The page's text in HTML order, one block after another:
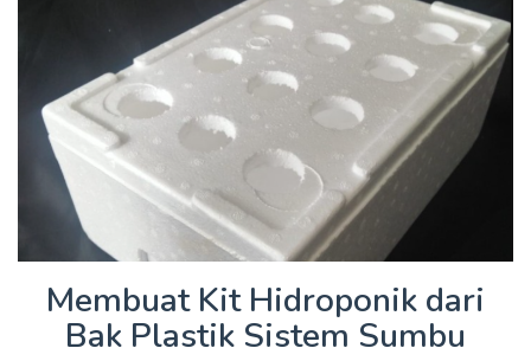
Membuat Kit Hidroponik dari
Bak Plastik Sistem Sumbu